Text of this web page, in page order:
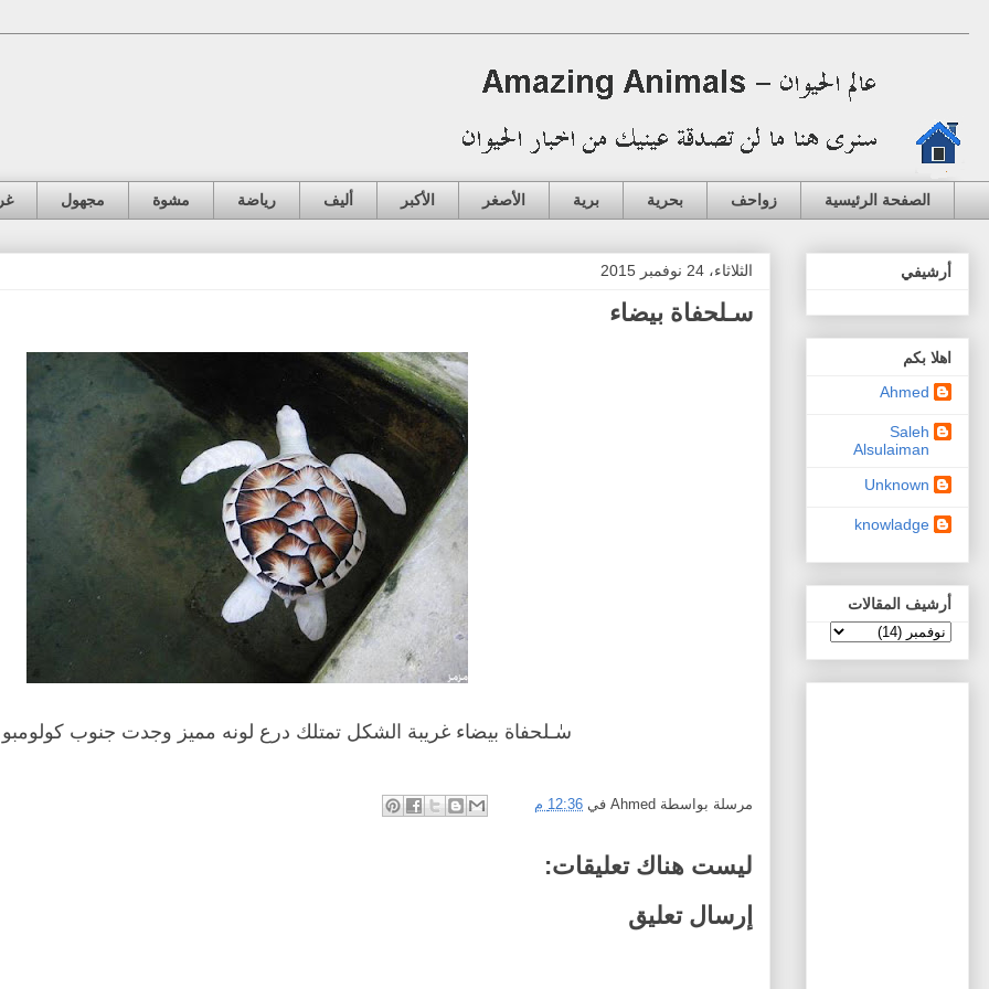
الصفحة الرئيسية زواحف بحرية برية الأصغر الأكبر أليف رياضة مشوة مجهول
الثلاثاء، 24 نوفمبر 2015
سـلحفاة بيضاء
سٰـلحفاة بيضاء غريبة الشكل تمتلك درع لونه مميز وجدت جنوب كولومبو
مرسلة بواسطة Ahmed في 12:36 م
ليست هناك تعليقات:
إرسال تعليق
أرشيفي
اهلا بكم
Ahmed
Saleh
Alsulaiman
Unknown
knowladge
أرشيف المقالات